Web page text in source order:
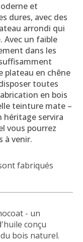
et
dures, avec des
arrondi qui
Avec un faible
dans les
plateau en chêne
toutes
en bois
teinture mate –
servira
vous pourrez
à venir.
fabriqués
- un
conçu
bois naturel.